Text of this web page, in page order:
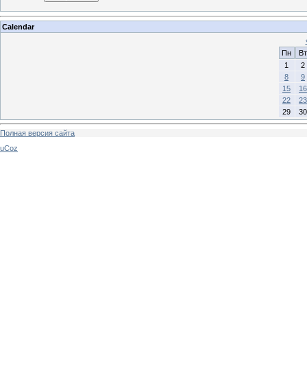
Calendar
Пн
Вт
1
2
8
9
15
16
22
23
29
30
Полная версия сайта
uCoz